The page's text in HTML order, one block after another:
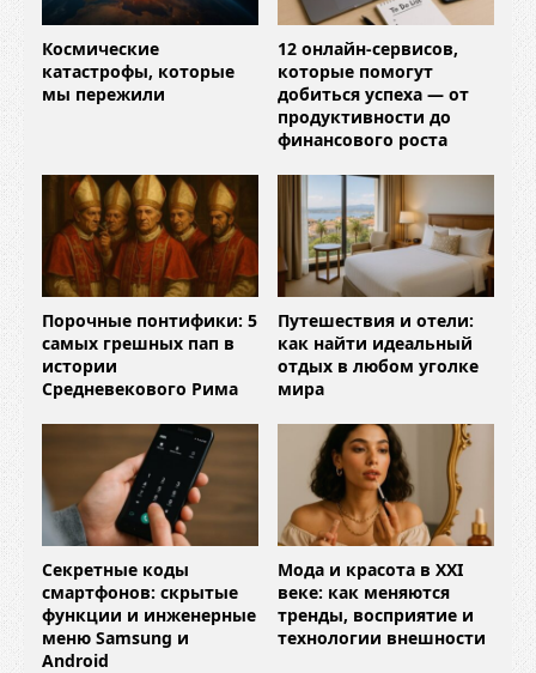
Космические
катастрофы, которые
мы пережили
12 онлайн-сервисов,
которые помогут
добиться успеха — от
продуктивности до
финансового роста
Порочные понтифики: 5
самых грешных пап в
истории
Средневекового Рима
Путешествия и отели:
как найти идеальный
отдых в любом уголке
мира
Секретные коды
смартфонов: скрытые
функции и инженерные
меню Samsung и
Android
Мода и красота в XXI
веке: как меняются
тренды, восприятие и
технологии внешности